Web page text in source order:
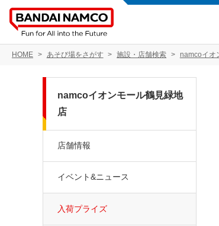
HOME あそび場をさがす 施設・店舗検索 namcoイオ
namcoイオンモール鶴見緑地
店
店舗情報
イベント&ニュース
入荷プライズ